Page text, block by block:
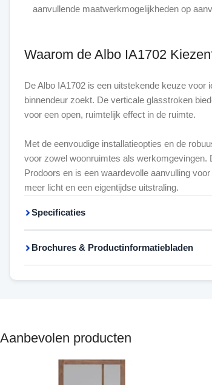
aanvullende maatwerkmogelijkheden op
Waarom de Albo IA1702
De Albo IA1702 is een uitstekende keuze voor
binnendeur zoekt. De verticale glasstroken
voor een open, ruimtelijk effect in de ruimte.
Met de eenvoudige installatieopties en de
voor zowel woonruimtes als werkomgevingen.
Prodoors en is een waardevolle aanvulling
meer licht en een eigentijdse uitstraling.
Specificaties
Brochures & Productinformatiebladen
Aanbevolen producten